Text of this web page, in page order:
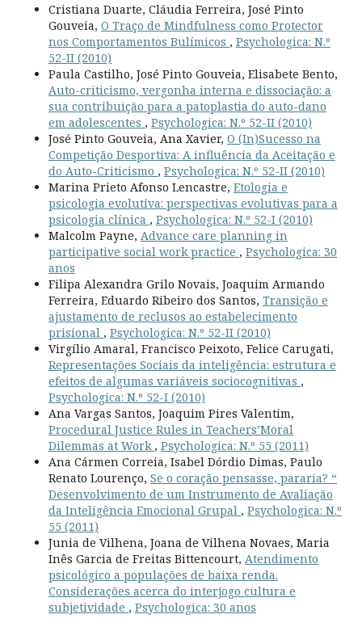
Cristiana Duarte, Cláudia Ferreira, José Pinto
Gouveia, O Traço de Mindfulness como Protector
nos Comportamentos Bulímicos , Psychologica: N.º
52-II (2010)
Paula Castilho, José Pinto Gouveia, Elisabete Bento,
Auto-criticismo, vergonha interna e dissociação: a
sua contribuição para a patoplastia do auto-dano
em adolescentes , Psychologica: N.º 52-II (2010)
José Pinto Gouveia, Ana Xavier, O (In)Sucesso na
Competição Desportiva: A influência da Aceitação e
do Auto-Criticismo , Psychologica: N.º 52-II (2010)
Marina Prieto Afonso Lencastre, Etologia e
psicologia evolutiva: perspectivas evolutivas para a
psicologia clínica , Psychologica: N.º 52-I (2010)
Malcolm Payne, Advance care planning in
participative social work practice , Psychologica: 30
anos
Filipa Alexandra Grilo Novais, Joaquim Armando
Ferreira, Eduardo Ribeiro dos Santos, Transição e
ajustamento de reclusos ao estabelecimento
prisional , Psychologica: N.º 52-II (2010)
Virgílio Amaral, Francisco Peixoto, Felice Carugati,
Representações Sociais da inteligência: estrutura e
efeitos de algumas variáveis sociocognitivas ,
Psychologica: N.º 52-I (2010)
Ana Vargas Santos, Joaquim Pires Valentim,
Procedural Justice Rules in Teachers’Moral
Dilemmas at Work , Psychologica: N.º 55 (2011)
Ana Cármen Correia, Isabel Dórdio Dimas, Paulo
Renato Lourenço, Se o coração pensasse, pararia? “
Desenvolvimento de um Instrumento de Avaliação
da Inteligência Emocional Grupal , Psychologica: N.º
55 (2011)
Junia de Vilhena, Joana de Vilhena Novaes, Maria
Inês Garcia de Freitas Bittencourt, Atendimento
psicológico a populações de baixa renda.
Considerações acerca do interjogo cultura e
subjetividade , Psychologica: 30 anos